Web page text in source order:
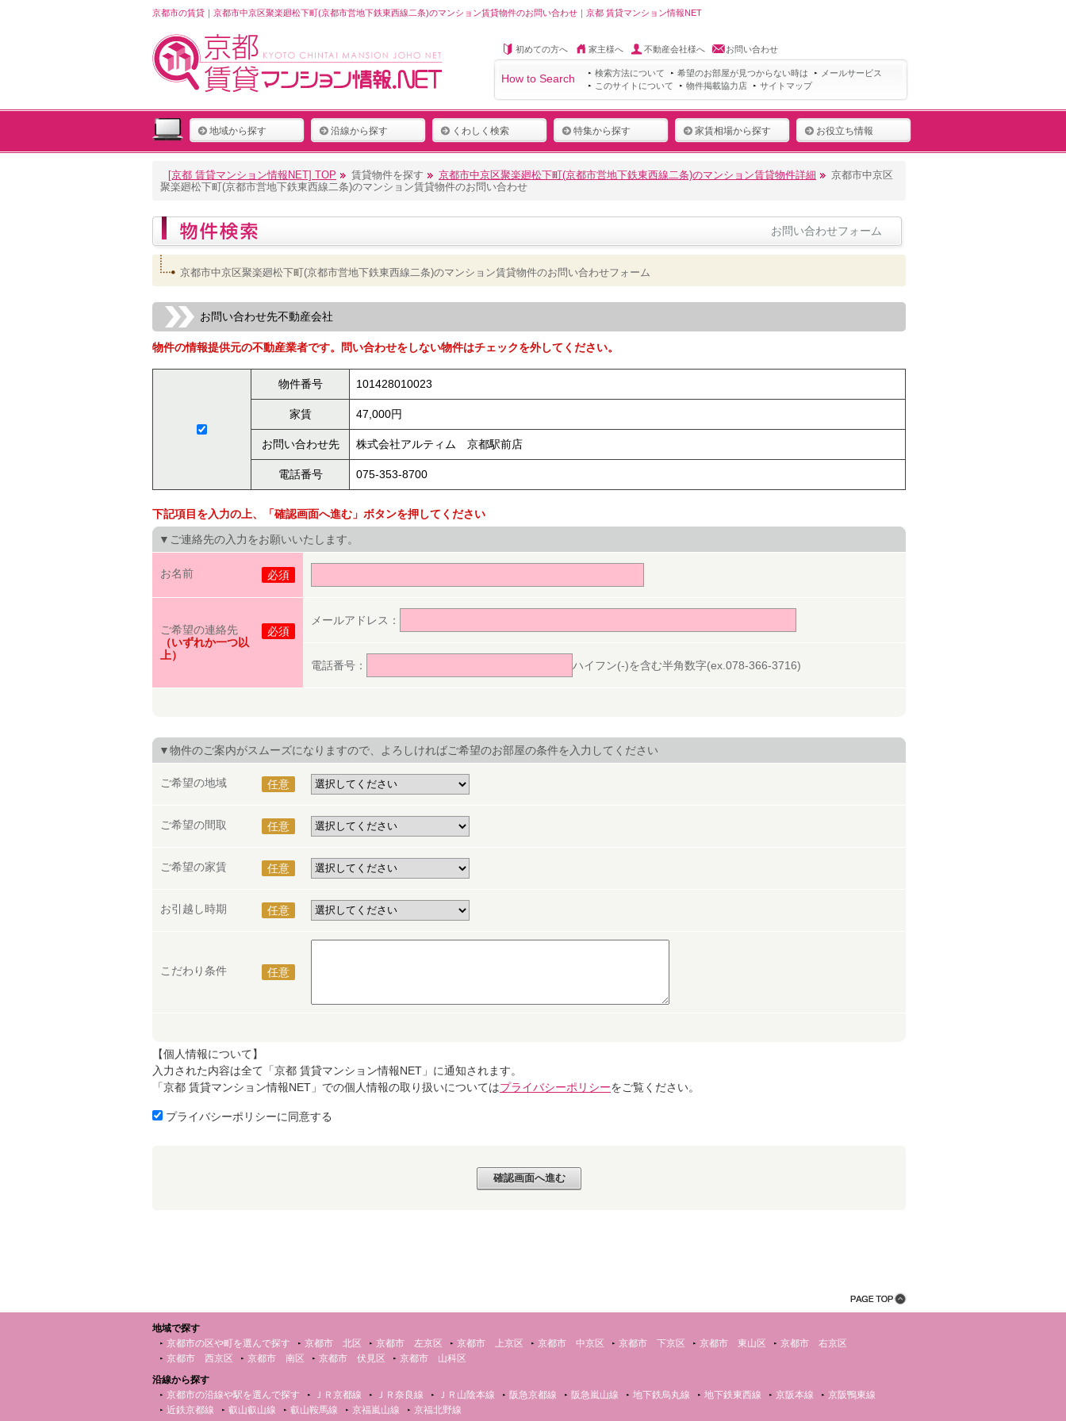
京都市の賃貸｜京都市中京区聚楽廻松下町(京都市営地下鉄東西線二条)のマンション賃貸物件のお問い合わせ｜京都 賃貸マンション情報NET
初めての方へ 家主様へ 不動産会社様へ お問い合わせ
How to Search 検索方法について 希望のお部屋が見つからない時は
メールサービス
このサイトについて
物件掲載協力店 サイトマップ
地域から探す 沿線から探す くわしく検索 特集から探す 家賃相場から探す お役立ち情報
[京都 賃貸マンション情報NET] TOP 賃貸物件を探す 京都市中京区聚楽廻松下町(京都市営地下鉄東西線二条)のマンション賃貸物件詳細
京都市中京区
聚楽廻松下町(京都市営地下鉄東西線二条)のマンション賃貸物件のお問い合わせ
お問い合わせフォーム
京都市中京区聚楽廻松下町(京都市営地下鉄東西線二条)のマンション賃貸物件のお問い合わせフォーム
お問い合わせ先不動産会社
物件の情報提供元の不動産業者です。問い合わせをしない物件はチェックを外してください。
物件番号 101428010023
家賃 47,000円
お問い合わせ先 株式会社アルティム 京都駅前店
電話番号 075-353-8700
下記項目を入力の上、「確認画面へ進む」ボタンを押してください
▼ご連絡先の入力をお願いいたします。
お名前 必須
ご希望の連絡先
必須
（いずれか一つ以
上）
メールアドレス：
電話番号： ハイフン(-)を含む半角数字(ex.078-366-3716)
▼物件のご案内がスムーズになりますので、よろしければご希望のお部屋の条件を入力してください
ご希望の地域 任意
ご希望の間取 任意
ご希望の家賃 任意
お引越し時期 任意
こだわり条件 任意
【個人情報について】
入力された内容は全て「京都 賃貸マンション情報NET」に通知されます。
「京都 賃貸マンション情報NET」での個人情報の取り扱いについてはプライバシーポリシーをご覧ください。
プライバシーポリシーに同意する
地域で探す
京都市の区や町を選んで探す
京都市 北区 京都市 左京区 京都市 上京区 京都市 中京区 京都市 下京区 京都市 東山区
京都市 右京区
京都市 西京区
京都市 南区 京都市 伏見区
京都市 山科区
沿線から探す
京都市の沿線や駅を選んで探す
ＪＲ京都線 ＪＲ奈良線 ＪＲ山陰本線 阪急京都線 阪急嵐山線 地下鉄烏丸線 地下鉄東西線 京阪本線
京阪鴨東線
近鉄京都線
叡山叡山線 叡山鞍馬線 京福嵐山線 京福北野線